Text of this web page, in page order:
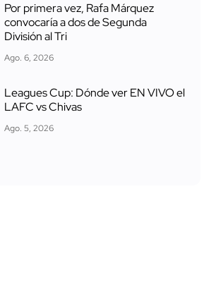
Por primera vez, Rafa Márquez
convocaría a dos de Segunda
División al Tri
Ago. 6, 2026
Leagues Cup: Dónde ver EN VIVO el
LAFC vs Chivas
Ago. 5, 2026